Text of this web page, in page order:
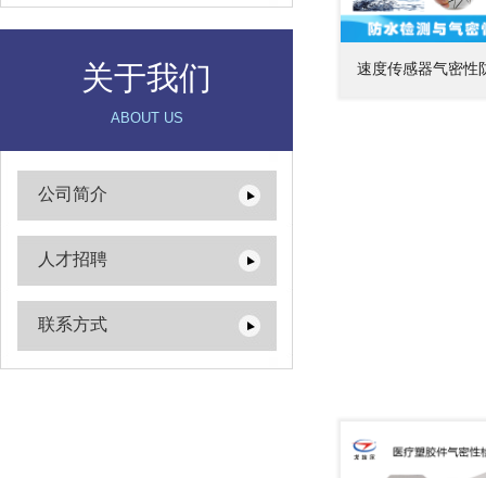
关于我们
ABOUT US
公司简介
人才招聘
联系方式
速度传感器气密性